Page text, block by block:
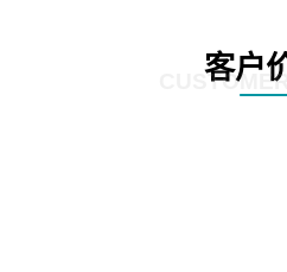
客户